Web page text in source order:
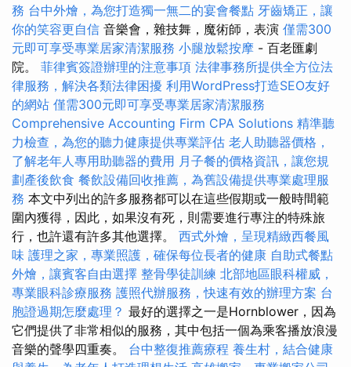
務 台中外燴，為您打造獨一無二的宴會餐點 牙齒矯正，讓
你的笑容更自信 音樂會，雜技舞，魔術師，表演 僅需300
元即可享受專業居家清潔服務 小腿放鬆按摩 - 百老匯劇
院。 菲律賓簽證辦理的注意事項 法律事務所提供全方位法
律服務，解決各類法律困擾 利用WordPress打造SEO友好
的網站 僅需300元即可享受專業居家清潔服務
Comprehensive Accounting Firm CPA Solutions 精準聽
力檢查，為您的聽力健康提供專業評估 老人助聽器價格，
了解老年人專用助聽器的費用 月子餐的價格資訊，讓您規
劃產後飲食 餐飲設備回收推薦，為舊設備提供專業處理服
務 本文中列出的許多服務都可以在這些假期或一般時間範
圍內獲得，因此，如果沒有死，則需要進行專注的特殊旅
行，也許還有許多其他選擇。 西式外燴，呈現精緻西餐風
味 護理之家，專業照護，確保每位長者的健康 自助式餐點
外燴，讓賓客自由選擇 整骨學徒訓練 北部地區眼科權威，
專業眼科診療服務 護照代辦服務，快速有效的辦理方案 台
胞證過期怎麼處理？ 最好的選擇之一是Hornblower，因為
它們提供了非常相似的服務，其中包括一個為乘客播放浪漫
音樂的聲學四重奏。 台中整復推薦療程 養生村，結合健康